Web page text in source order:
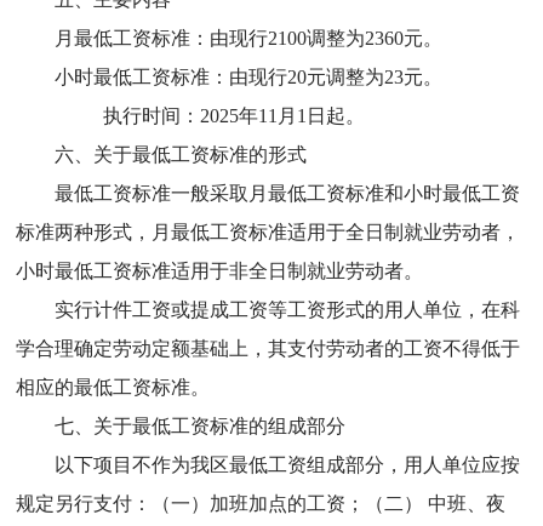
月最低工资标准：由现行2100调整为2360元。
小时最低工资标准：由现行20元调整为23元。
执行时间：2025年11月1日起。
六、关于最低工资标准的形式
最低工资标准一般采取月最低工资标准和小时最低工资
标准两种形式，月最低工资标准适用于全日制就业劳动者，
小时最低工资标准适用于非全日制就业劳动者。
实行计件工资或提成工资等工资形式的用人单位，在科
学合理确定劳动定额基础上，其支付劳动者的工资不得低于
相应的最低工资标准。
七、关于最低工资标准的组成部分
以下项目不作为我区最低工资组成部分，用人单位应按
规定另行支付：（一）加班加点的工资；（二） 中班、夜